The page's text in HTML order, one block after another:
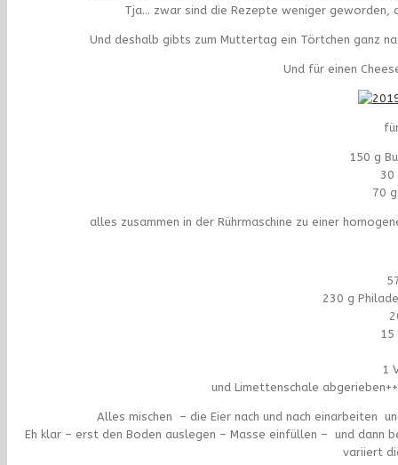
Tja… zwar sind die Rezepte weniger
Und deshalb gibts zum Muttertag ein Törtchen ganz
Und für einen
150 g
30
70
alles zusammen in der Rührmaschine zu einer
230 g
15
1
und Limettenschale
Alles mischen – die Eier nach und nach einarbeiten
Eh klar – erst den Boden auslegen – Masse einfüllen – und dann
variiert